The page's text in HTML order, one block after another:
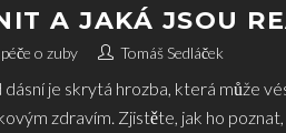
A JAKÁ JSOU
o zuby Tomáš Sedláček
je skrytá hrozba, která může
zdravím. Zjistěte, jak ho